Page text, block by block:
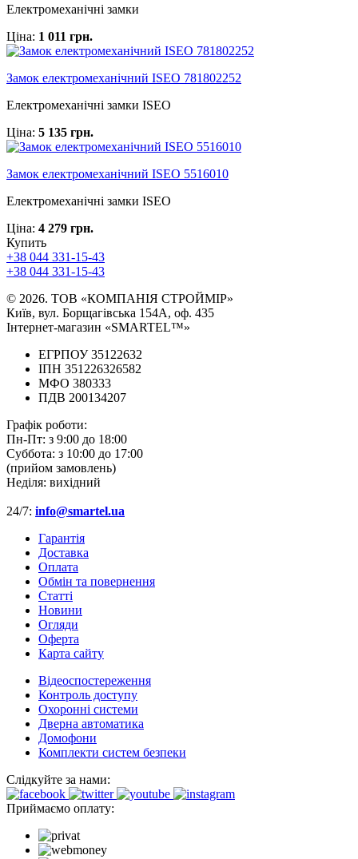
Електромеханічні замки
Ціна: 1 011 грн.
Замок електромеханічний ISEO 781802252
Електромеханічні замки ISEO
Ціна: 5 135 грн.
Замок електромеханічний ISEO 5516010
Електромеханічні замки ISEO
Ціна: 4 279 грн.
Купить
+38 044 331-15-43
+38 044 331-15-43
© 2026. ТОВ «КОМПАНІЯ СТРОЙМІР»
Київ, вул. Борщагівська 154А, оф. 435
Інтернет-магазин «SMARTEL™»
ЕГРПОУ 35122632
ІПН 351226326582
МФО 380333
ПДВ 200134207
Графік роботи:
Пн-Пт: з 9:00 до 18:00
Суббота: з 10:00 до 17:00
(прийом замовлень)
Неділя: вихідний
24/7: info@smartel.ua
Гарантія
Доставка
Оплата
Обмін та повернення
Cтатті
Новини
Огляди
Оферта
Карта сайту
Відеоспостереження
Контроль доступу
Охоронні системи
Дверна автоматика
Домофони
Комплекти систем безпеки
Слідкуйте за нами:
Приймаємо оплату: